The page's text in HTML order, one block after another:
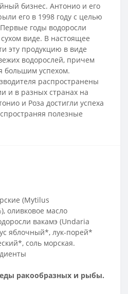
бизнес. Антонио и его
его в 1998 году с целью
годы водоросли
виде. В настоящее
эту продукцию в виде
водорослей, причем
большим успехом.
распространены
и в разных странах на
и Роза достигли успеха
полезные
(Mytilus
оливковое масло
вакамэ (Undaria
яблочный*, лук-порей*
соль морская.
ракообразных и рыбы.